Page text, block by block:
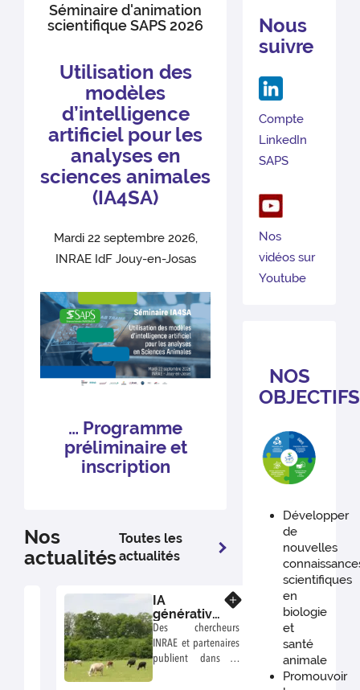
Séminaire d'animation
scientifique SAPS 2026
Utilisation des
modèles
d’intelligence
artificiel pour les
analyses en
sciences animales
(IA4SA)
Mardi 22 septembre 2026,
INRAE IdF Jouy-en-Josas
… Programme
préliminaire et
inscription
Nos
actualités
Toutes les
actualités
IA
générative :
une
nouvelle
étape
franchie
Des chercheurs
INRAE et partenaires
publient dans la
Nous
suivre
Compte
LinkedIn
SAPS
Nos
vidéos sur
Youtube
NOS
Développer
de
nouvelles
scientifiques
en
biologie
et
santé
animale
Promouvoir